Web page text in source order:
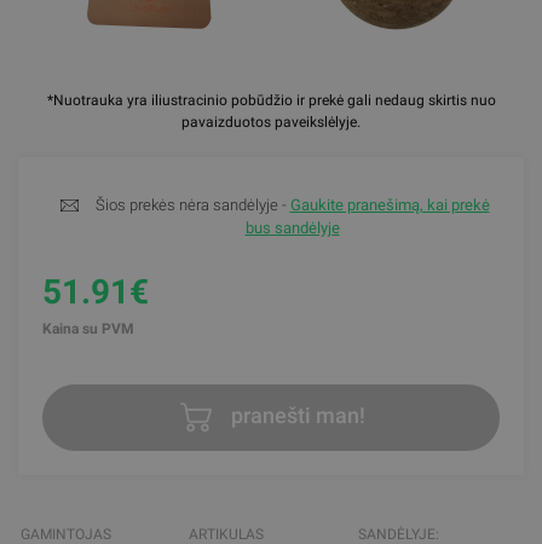
*Nuotrauka yra iliustracinio pobūdžio ir prekė gali nedaug skirtis nuo
pavaizduotos paveikslėlyje.
Šios prekės nėra sandėlyje - Gaukite pranešimą, kai prekė
bus sandėlyje
51.91€
Kaina su PVM
pranešti man!
GAMINTOJAS ARTIKULAS SANDĖLYJE: